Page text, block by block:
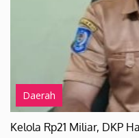
Daerah
Kelola Rp21 Miliar, DKP